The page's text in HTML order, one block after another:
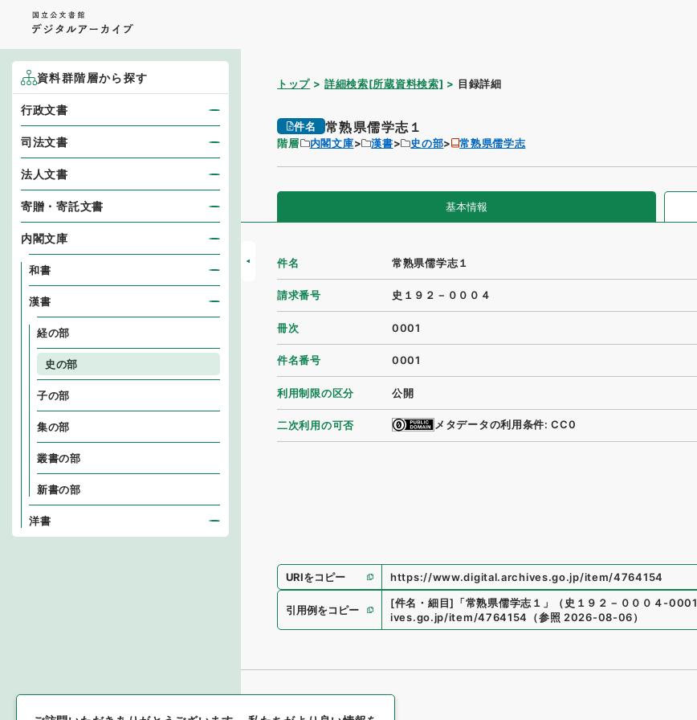
トップ 詳細検索[所蔵資料検索] 目録詳細
件名 常熟県儒学志１
階層 内閣文庫 漢書 史の部 常熟県儒学志
基本情報
件名 常熟県儒学志１
請求番号 史１９２－０００４
冊次 0001
件名番号 0001
利用制限の区分 公開
二次利用の可否 メタデータの利用条件: CC0
URIをコピー https://www.digital.archives.go.jp/item/4764154
引用例をコピー
[件名・細目] 「常熟県儒学志１ 」 （史１９２－０００４-0001
ives.go.jp/item/4764154
（参照 2026-08-06）
資料群階層から探す
行政文書
司法文書
法人文書
寄贈・寄託文書
内閣文庫
和書
漢書
経の部
史の部
子の部
集の部
叢書の部
新書の部
洋書